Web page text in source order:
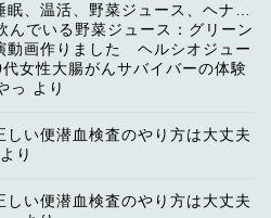
眠、温活、野菜ジュース、ヘナ…
んでいる野菜ジュース：グリーン
動画作りました ヘルシオジュー
女性大腸がんサバイバーの体験
っ
より
しい便潜血検査のやり方は大丈夫
より
しい便潜血検査のやり方は大丈夫
TOP